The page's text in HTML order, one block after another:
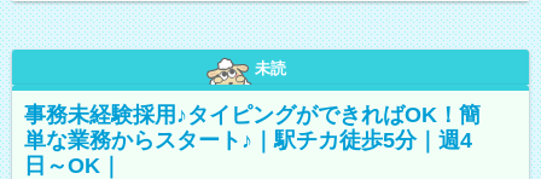
未読
事務未経験採用♪タイピングができればOK！簡
単な業務からスタート♪｜駅チカ徒歩5分｜週4
日～OK｜